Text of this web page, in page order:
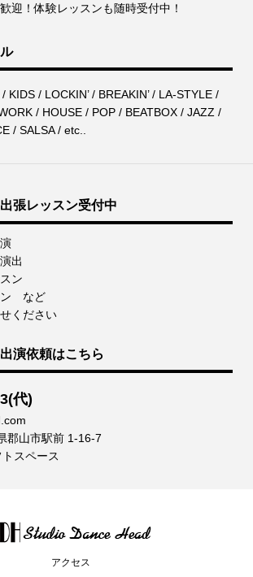
迎！体験レッスンも随時受付中！
KIDS / LOCKIN’ / BREAKIN’ / LA-STYLE /
/ HOUSE / POP / BEATBOX / JAZZ /
/ SALSA / etc..
張レッスン受付中
出
ン
ン など
ください
演依頼はこちら
代)
郡山市駅前 1-16-7
スペース
アクセス